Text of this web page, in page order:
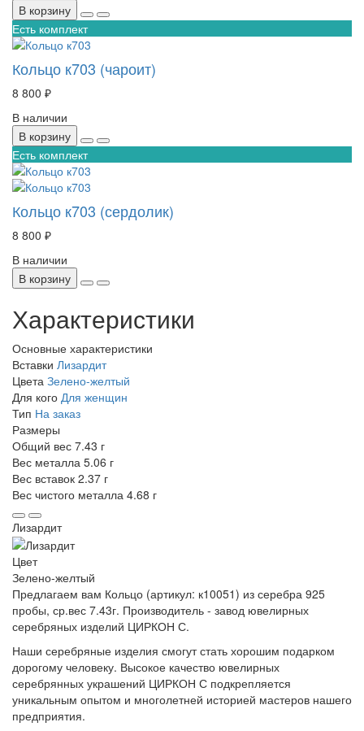
В корзину
Есть комплект
Кольцо к703 (чароит)
8 800 ₽
В наличии
В корзину
Есть комплект
Кольцо к703 (сердолик)
8 800 ₽
В наличии
В корзину
Характеристики
Основные характеристики
Вставки Лизардит
Цвета Зелено-желтый
Для кого Для женщин
Тип На заказ
Размеры
Общий вес 7.43 г
Вес металла 5.06 г
Вес вставок 2.37 г
Вес чистого металла 4.68 г
Лизардит
Цвет
Зелено-желтый
Предлагаем вам Кольцо (артикул: к10051) из серебра 925
пробы, ср.вес 7.43г. Производитель - завод ювелирных
серебряных изделий ЦИРКОН С.
Наши серебряные изделия смогут стать хорошим подарком
дорогому человеку. Высокое качество ювелирных
серебрянных украшений ЦИРКОН С подкрепляется
уникальным опытом и многолетней историей мастеров нашего
предприятия.